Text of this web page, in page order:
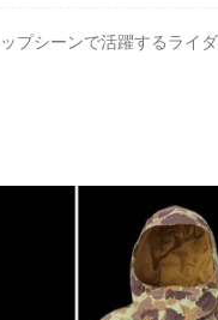
プシーンで活躍するライ